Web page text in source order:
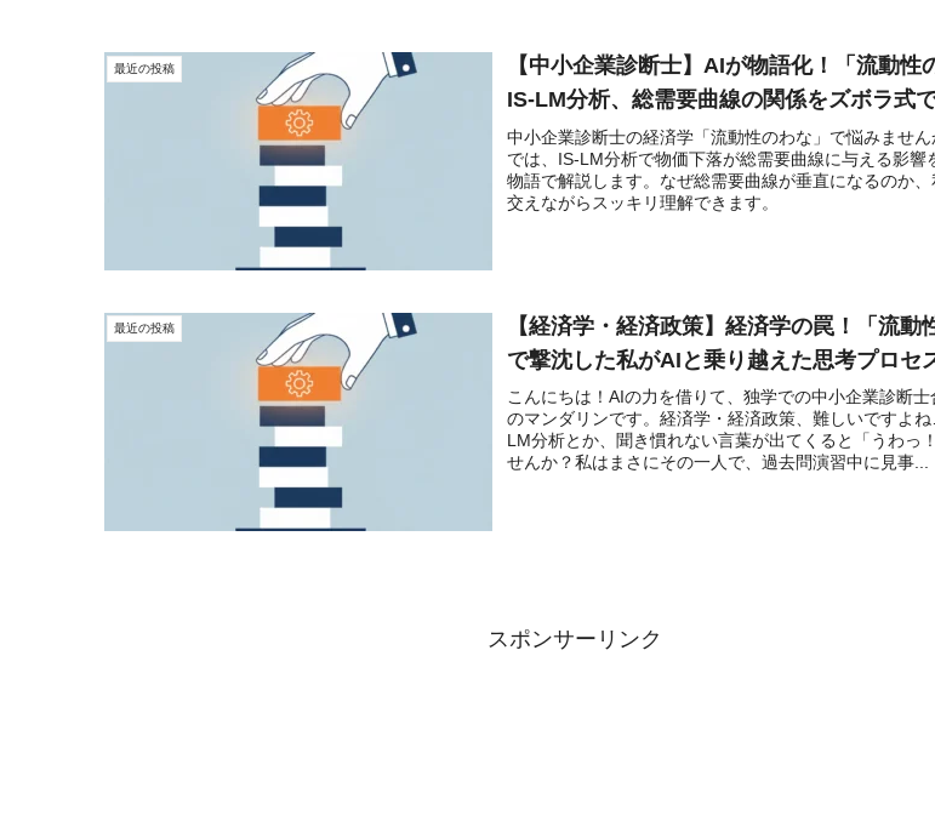
最近の投稿
【中小企業診断士】AIが物語化！「流動性
IS-LM分析、総需要曲線の関係をズボラ式
中小企業診断士の経済学「流動性のわな」で悩みませ
では、IS-LM分析で物価下落が総需要曲線に与える影響
物語で解説します。なぜ総需要曲線が垂直になるのか
交えながらスッキリ理解できます。
最近の投稿
【経済学・経済政策】経済学の罠！「流動
で撃沈した私がAIと乗り越えた思考プロセ
こんにちは！AIの力を借りて、独学での中小企業診断士
のマンダリンです。経済学・経済政策、難しいですよ
LM分析とか、聞き慣れない言葉が出てくると「うわっ
せんか？私はまさにその一人で、過去問演習中に見事...
スポンサーリンク